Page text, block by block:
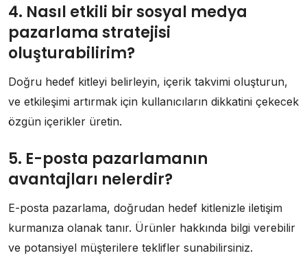
4. Nasıl etkili bir sosyal medya
pazarlama stratejisi
oluşturabilirim?
Doğru hedef kitleyi belirleyin, içerik takvimi oluşturun,
ve etkileşimi artırmak için kullanıcıların dikkatini çekecek
özgün içerikler üretin.
5. E-posta pazarlamanın
avantajları nelerdir?
E-posta pazarlama, doğrudan hedef kitlenizle iletişim
kurmanıza olanak tanır. Ürünler hakkında bilgi verebilir
ve potansiyel müşterilere teklifler sunabilirsiniz.